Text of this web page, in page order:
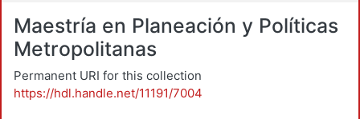
Maestría en Planeación y Políticas
Metropolitanas
Permanent URI for this collection
https://hdl.handle.net/11191/7004